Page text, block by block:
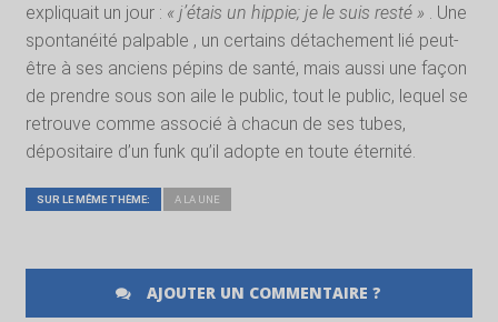
expliquait un jour : « j’étais un hippie; je le suis resté » . Une
spontanéité palpable , un certains détachement lié peut-
être à ses anciens pépins de santé, mais aussi une façon
de prendre sous son aile le public, tout le public, lequel se
retrouve comme associé à chacun de ses tubes,
dépositaire d’un funk qu’il adopte en toute éternité.
SUR LE MÊME THÈME: A LA UNE
AJOUTER UN COMMENTAIRE ?